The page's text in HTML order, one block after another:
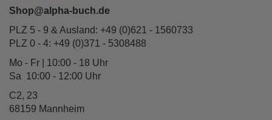
Shop@alpha-buch.de
PLZ 5 - 9 & Ausland: +49 (0)621 - 1560733
PLZ 0 - 4: +49 (0)371 - 5308488
Mo - Fr | 10:00 - 18 Uhr
Sa 10:00 - 12:00 Uhr
C2, 23
68159 Mannheim